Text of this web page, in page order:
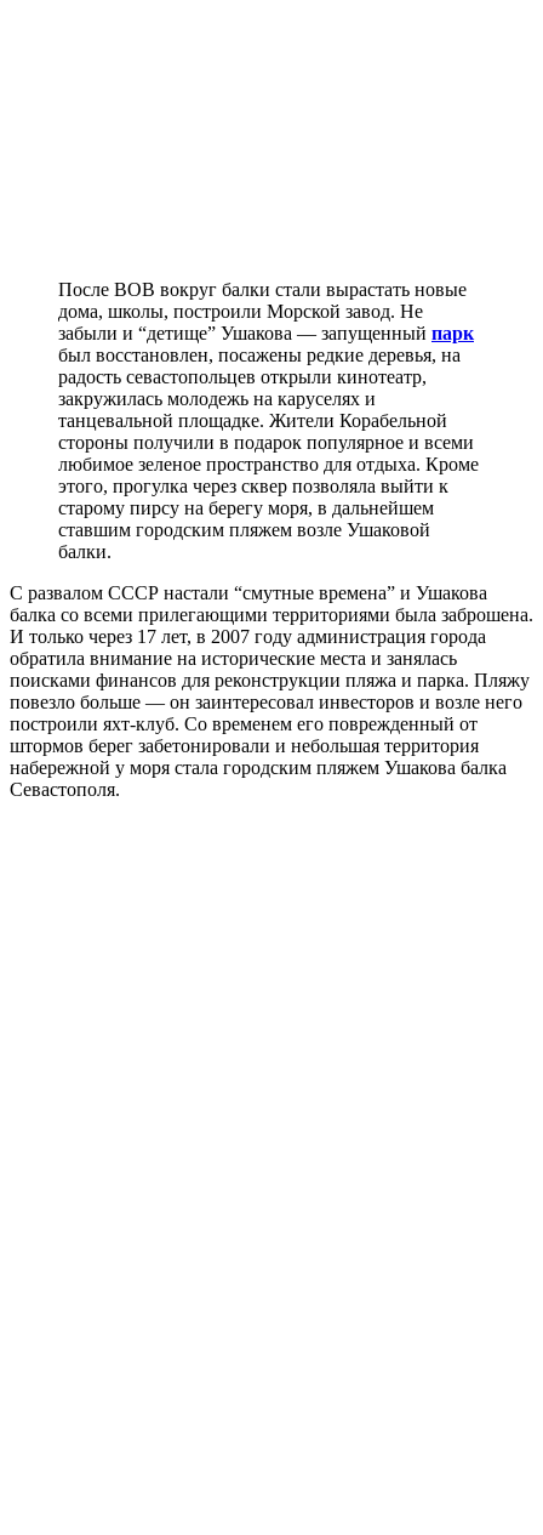
После ВОВ вокруг балки стали вырастать новые
дома, школы, построили Морской завод. Не
забыли и “детище” Ушакова — запущенный парк
был восстановлен, посажены редкие деревья, на
радость севастопольцев открыли кинотеатр,
закружилась молодежь на каруселях и
танцевальной площадке. Жители Корабельной
стороны получили в подарок популярное и всеми
любимое зеленое пространство для отдыха. Кроме
этого, прогулка через сквер позволяла выйти к
старому пирсу на берегу моря, в дальнейшем
ставшим городским пляжем возле Ушаковой
балки.
С развалом СССР настали “смутные времена” и Ушакова
балка со всеми прилегающими территориями была заброшена.
И только через 17 лет, в 2007 году администрация города
обратила внимание на исторические места и занялась
поисками финансов для реконструкции пляжа и парка. Пляжу
повезло больше — он заинтересовал инвесторов и возле него
построили яхт-клуб. Со временем его поврежденный от
штормов берег забетонировали и небольшая территория
набережной у моря стала городским пляжем Ушакова балка
Севастополя.